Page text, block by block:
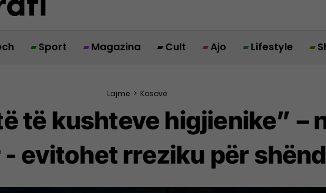
Sport Magazina Cult Ajo Lifestyle
Lajme > Kosovë
të kushteve higjienike” –
evitohet rreziku për